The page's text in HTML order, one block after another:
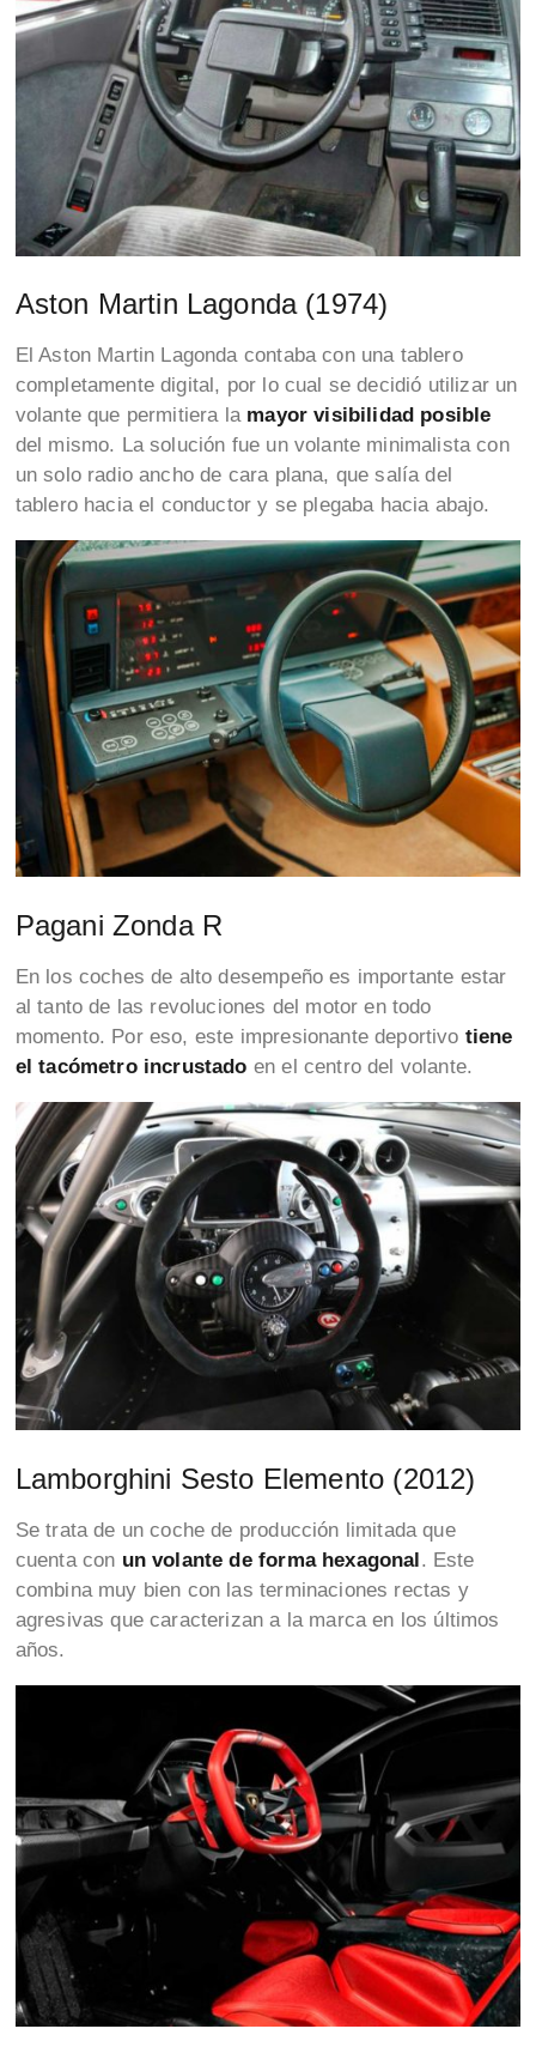
Aston Martin Lagonda (1974)
El Aston Martin Lagonda contaba con una tablero
completamente digital, por lo cual se decidió utilizar un
volante que permitiera lamayor visibilidad posible
del mismo. La solución fue un volante minimalista con
un solo radio ancho de cara plana, que salía del
tablero hacia el conductor y se plegaba hacia abajo.
Pagani Zonda R
En los coches de alto desempeño es importante estar
al tanto de las revoluciones del motor en todo
momento. Por eso, este impresionante deportivo tiene
el tacómetro incrustado en el centro del volante.
Lamborghini Sesto Elemento (2012)
Se trata de un coche de producción limitada que
cuenta con un volante de forma hexagonal. Este
combina muy bien con las terminaciones rectas y
agresivas que caracterizan a la marca en los últimos
años.